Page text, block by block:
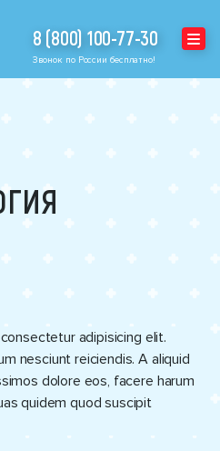
8 (800) 100-77-30
Звонок по России бесплатно!
adipisicing elit.
nesciunt reiciendis. A aliquid
dolore eos, facere harum
quidem quod suscipit